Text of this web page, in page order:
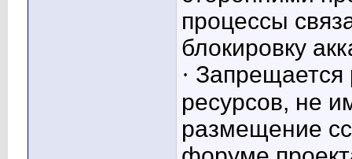
процессы
блокировку
· Запрещается
ресурсов, не
размещение